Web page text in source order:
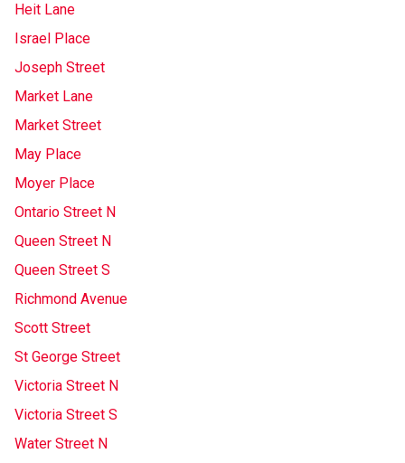
Heit Lane
Israel Place
Joseph Street
Market Lane
Market Street
May Place
Moyer Place
Ontario Street N
Queen Street N
Queen Street S
Richmond Avenue
Scott Street
St George Street
Victoria Street N
Victoria Street S
Water Street N